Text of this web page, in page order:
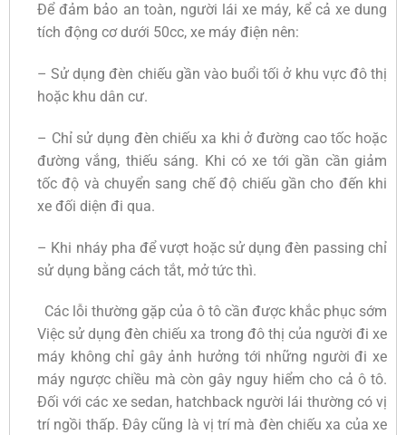
Để đảm bảo an toàn, người lái xe máy, kể cả xe dung
tích động cơ dưới 50cc, xe máy điện nên:
– Sử dụng đèn chiếu gần vào buổi tối ở khu vực đô thị
hoặc khu dân cư.
– Chỉ sử dụng đèn chiếu xa khi ở đường cao tốc hoặc
đường vắng, thiếu sáng. Khi có xe tới gần cần giảm
tốc độ và chuyển sang chế độ chiếu gần cho đến khi
xe đối diện đi qua.
– Khi nháy pha để vượt hoặc sử dụng đèn passing chỉ
sử dụng bằng cách tắt, mở tức thì.
Các lỗi thường gặp của ô tô cần được khắc phục sớm
Việc sử dụng đèn chiếu xa trong đô thị của người đi xe
máy không chỉ gây ảnh hưởng tới những người đi xe
máy ngược chiều mà còn gây nguy hiểm cho cả ô tô.
Đối với các xe sedan, hatchback người lái thường có vị
trí ngồi thấp. Đây cũng là vị trí mà đèn chiếu xa của xe